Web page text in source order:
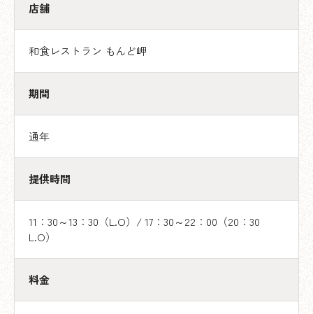
店舗
和食レストラン もんど岬
期間
通年
提供時間
11：30～13：30（L.O）/ 17：30～22：00（20：30
L.O）
料金